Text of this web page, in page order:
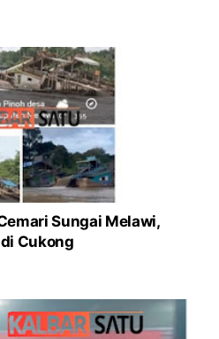
Sungai Melawi,
Cukong